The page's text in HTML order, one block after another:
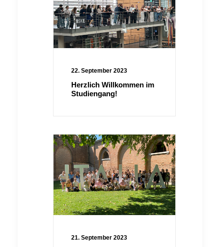
22. September 2023
Herzlich Willkommen im
Studiengang!
21. September 2023